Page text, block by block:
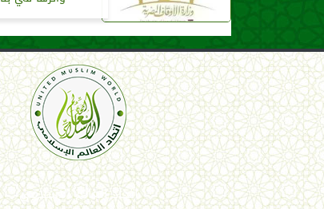
اتحاد العالم الإسلامي